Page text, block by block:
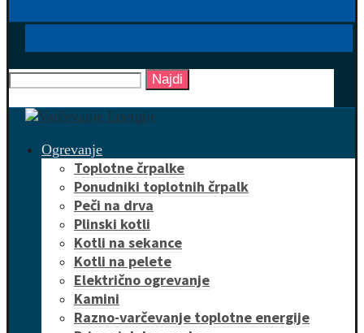
Najdi
Ogrevanje
Toplotne črpalke
Ponudniki toplotnih črpalk
Peči na drva
Plinski kotli
Kotli na sekance
Kotli na pelete
Električno ogrevanje
Kamini
Razno-varčevanje toplotne energije